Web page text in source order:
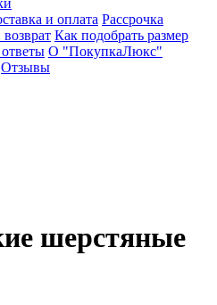
и оплата Рассрочка
Как подобрать размер
О "ПокупкаЛюкс"
Отзывы
шерстяные